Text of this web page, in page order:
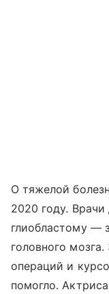
О тяжелой
2020 году. Врачи
глиобластому —
головного
операций и
помогло.